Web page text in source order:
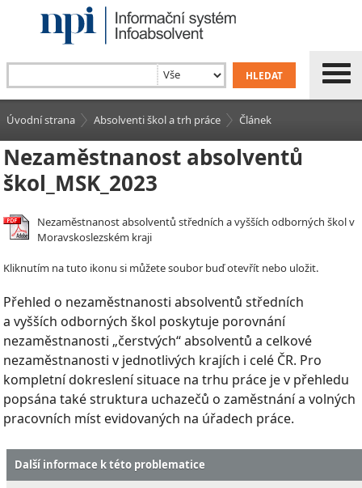
Úvodní strana Absolventi škol a trh práce Článek
Nezaměstnanost absolventů
škol_MSK_2023
Nezaměstnanost absolventů středních a vyšších odborných škol v
Moravskoslezském kraji
Kliknutím na tuto ikonu si můžete soubor buď otevřít nebo uložit.
Přehled o nezaměstnanosti absolventů středních
a vyšších odborných škol poskytuje porovnání
nezaměstnanosti „čerstvých“ absolventů a celkové
nezaměstnanosti v jednotlivých krajích i celé ČR. Pro
kompletní dokreslení situace na trhu práce je v přehledu
popsána také struktura uchazečů o zaměstnání a volných
pracovních míst evidovaných na úřadech práce.
Další informace k této problematice